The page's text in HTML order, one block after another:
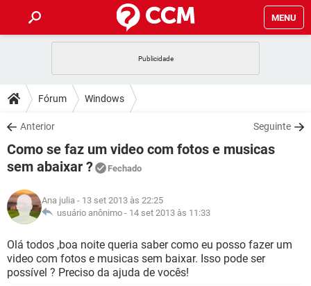
MENU
CELULAR
OUTLOOK
INSTAGRAM GMAIL
GUIA DE COMPRAS
DICAS
JOGOS
OUTLOOK
GUIA DE COMPRAS
DOWNLOADS
JOGOS WHATSAPP
CELULAR
OUTLOOK
INSTAGRAM
GUIA DE COMPRAS
CELULAR FACEBOOK
INSTAGRAM GMAIL
GLOSSÁRIO
JOGOS
CELULAR FACEBOOK
OUTLOOK EXCEL
Fórum Windows
Anterior Seguinte
Como se faz um video com fotos e musicas
sem abaixar ?
Fechado
Ana julia - 13 set 2013 às 22:25
usuário anônimo - 14 set 2013 às 11:33
Olá todos ,boa noite queria saber como eu posso fazer um
video com fotos e musicas sem baixar. Isso pode ser
possível ? Preciso da ajuda de vocês!